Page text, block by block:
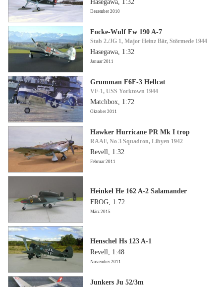
Hasegawa, 1:32
Dezember 2010
Focke-Wulf Fw 190 A-7
Stab 2./JG 1, Major Heinz Bär, Störmede 1944
Hasegawa, 1:32
Januar 2011
Grumman F6F-3 Hellcat
VF-1, USS Yorktown 1944
Matchbox, 1:72
Oktober 2011
Hawker Hurricane PR Mk I trop
RAAF, No 3 Squadron, Libyen 1942
Revell, 1:32
Februar 2011
Heinkel He 162 A-2 Salamander
FROG, 1:72
März 2015
Henschel Hs 123 A-1
Revell, 1:48
November 2011
Junkers Ju 52/3m